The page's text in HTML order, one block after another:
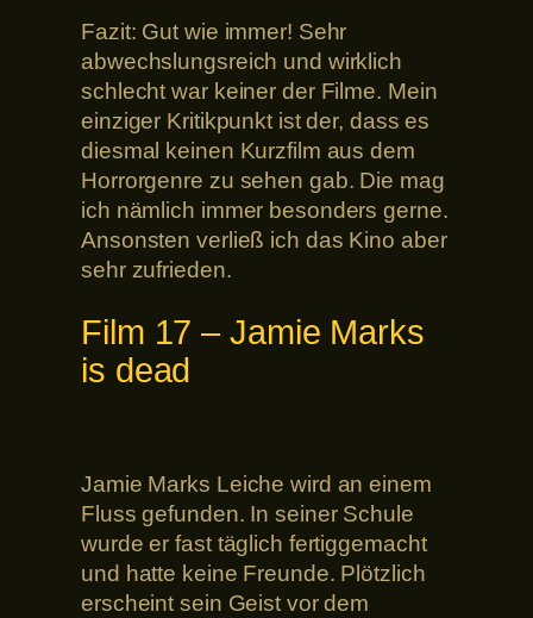
Fazit: Gut wie immer! Sehr
abwechslungsreich und wirklich
schlecht war keiner der Filme. Mein
einziger Kritikpunkt ist der, dass es
diesmal keinen Kurzfilm aus dem
Horrorgenre zu sehen gab. Die mag
ich nämlich immer besonders gerne.
Ansonsten verließ ich das Kino aber
sehr zufrieden.
Film 17 – Jamie Marks
is dead
Jamie Marks Leiche wird an einem
Fluss gefunden. In seiner Schule
wurde er fast täglich fertiggemacht
und hatte keine Freunde. Plötzlich
erscheint sein Geist vor dem